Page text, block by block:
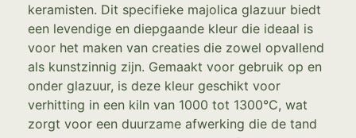
keramisten. Dit specifieke majolica glazuur biedt
een levendige en diepgaande kleur die ideaal is
voor het maken van creaties die zowel opvallend
als kunstzinnig zijn. Gemaakt voor gebruik op en
onder glazuur, is deze kleur geschikt voor
verhitting in een kiln van 1000 tot 1300°C, wat
zorgt voor een duurzame afwerking die de tand